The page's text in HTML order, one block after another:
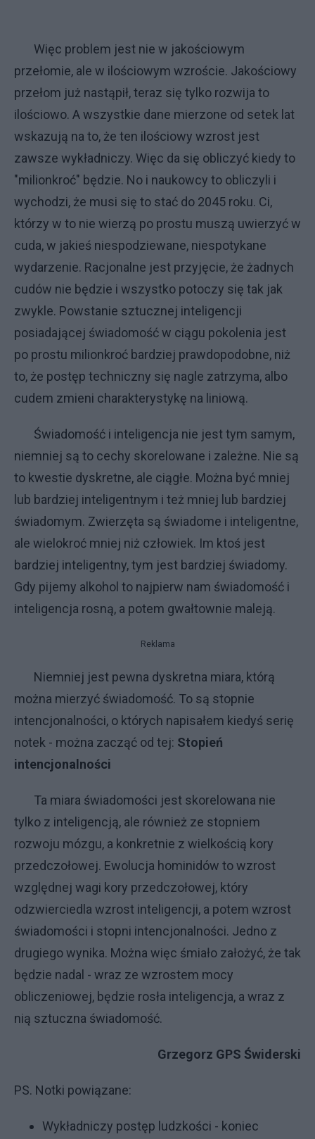
Więc problem jest nie w jakościowym
przełomie, ale w ilościowym wzroście. Jakościowy
przełom już nastąpił, teraz się tylko rozwija to
ilościowo. A wszystkie dane mierzone od setek lat
wskazują na to, że ten ilościowy wzrost jest
zawsze wykładniczy. Więc da się obliczyć kiedy to
"milionkroć" będzie. No i naukowcy to obliczyli i
wychodzi, że musi się to stać do 2045 roku. Ci,
którzy w to nie wierzą po prostu muszą uwierzyć w
cuda, w jakieś niespodziewane, niespotykane
wydarzenie. Racjonalne jest przyjęcie, że żadnych
cudów nie będzie i wszystko potoczy się tak jak
zwykle. Powstanie sztucznej inteligencji
posiadającej świadomość w ciągu pokolenia jest
po prostu milionkroć bardziej prawdopodobne, niż
to, że postęp techniczny się nagle zatrzyma, albo
cudem zmieni charakterystykę na liniową.
Świadomość i inteligencja nie jest tym samym,
niemniej są to cechy skorelowane i zależne. Nie są
to kwestie dyskretne, ale ciągłe. Można być mniej
lub bardziej inteligentnym i też mniej lub bardziej
świadomym. Zwierzęta są świadome i inteligentne,
ale wielokroć mniej niż człowiek. Im ktoś jest
bardziej inteligentny, tym jest bardziej świadomy.
Gdy pijemy alkohol to najpierw nam świadomość i
inteligencja rosną, a potem gwałtownie maleją.
Reklama
Niemniej jest pewna dyskretna miara, którą
można mierzyć świadomość. To są stopnie
intencjonalności, o których napisałem kiedyś serię
notek - można zacząć od tej: Stopień
intencjonalności
Ta miara świadomości jest skorelowana nie
tylko z inteligencją, ale również ze stopniem
rozwoju mózgu, a konkretnie z wielkością kory
przedczołowej. Ewolucja hominidów to wzrost
względnej wagi kory przedczołowej, który
odzwierciedla wzrost inteligencji, a potem wzrost
świadomości i stopni intencjonalności. Jedno z
drugiego wynika. Można więc śmiało założyć, że tak
będzie nadal - wraz ze wzrostem mocy
obliczeniowej, będzie rosła inteligencja, a wraz z
nią sztuczna świadomość.
Grzegorz GPS Świderski
PS. Notki powiązane:
Wykładniczy postęp ludzkości - koniec